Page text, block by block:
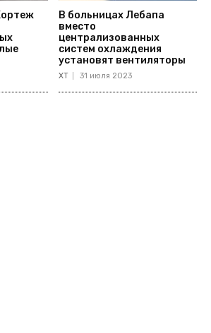
В больницах Лебапа
вместо
централизованных
систем охлаждения
установят вентиляторы
ХТ 31 июля 2023